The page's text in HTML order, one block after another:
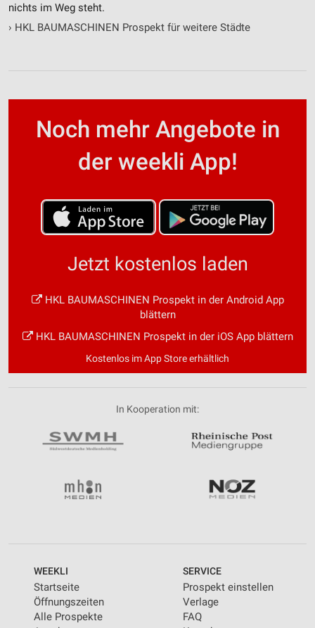
nichts im Weg steht.
› HKL BAUMASCHINEN Prospekt für weitere Städte
Noch mehr Angebote in
der weekli App!
Jetzt kostenlos laden
HKL BAUMASCHINEN Prospekt in der Android App
blättern
HKL BAUMASCHINEN Prospekt in der iOS App blättern
Kostenlos im App Store erhältlich
In Kooperation mit:
WEEKLI
Startseite
Öffnungszeiten
Alle Prospekte
SERVICE
Prospekt einstellen
Verlage
FAQ